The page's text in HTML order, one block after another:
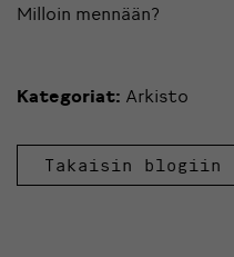
Milloin mennään?
Kategoriat: Arkisto
Takaisin blogiin